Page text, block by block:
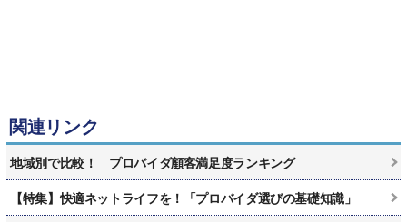
関連リンク
地域別で比較！ プロバイダ顧客満足度ランキング
【特集】快適ネットライフを！「プロバイダ選びの基礎知識」